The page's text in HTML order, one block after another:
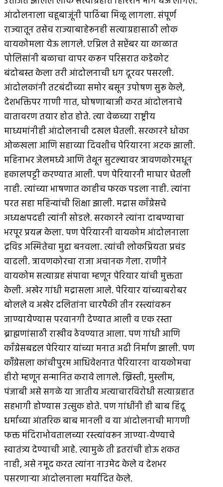
आंदोलनाला चहूबाजूंनी पाठिंबा मिळू लागला. संपूर्ण
राज्यातून तसेच राज्याबाहेरूनही सत्याग्रहासाठी लोक
वायकोमला येऊ लागले. एप्रिल ते सप्टेंबर या काळात
पोलिसांनी बळाचा वापर करून परिसरात कडेकोट
बंदोबस्त केला तरी आंदोलनाची धग दूरवर पसरली.
आंदोलकांनी तटबंदीच्या समोर बसून उपोषण सुरू केले,
देशभक्तिपर गाणी गात, घोषणाबाजी करत आंदोलनाचे
वातावरण तयार होत होते. त्या वेळच्या राष्ट्रीय
माध्यमांनीही आंदोलनाची दखल घेतली. सरकारने धोका
ओळखला आणि सहाव्या दिवशीच पेरियारना अटक झाली.
महिनाभर जेलमध्ये आणि तेथून सुटल्यावर त्रावणकोरमधून
हकालपट्टी करण्यात आली. पण पेरियारनी माघार घेतली
नाही. त्यांच्या भाषणात काहीच फरक पडला नाही. त्यांना
परत सहा महिन्यांची शिक्षा झाली. मद्रास काँग्रेसचे
अध्यक्षपदही त्यांनी सोडले. सरकारने त्यांना दाबण्याचा
भरपूर प्रयत्न केला. पण पेरियारनी वायकोम आंदोलनाला
द्रविड अस्मितेचा मुद्दा बनवला. त्यांची लोकप्रियता प्रचंड
वाढली. त्रावणकोरचा राजा अचानक गेला. राणीने
वायकोम सत्याग्रह संपावा म्हणून पेरियार यांची मुक्तता
केली. अखेर गांधी मद्रासला आले. पेरियार यांच्याबरोबर
बोलले व अखेर दलितांना चारपैकी तीन रस्त्यांवरून
जाण्यायेण्यास परवानगी देण्यात आली व एक रस्ता
ब्राह्मणांसाठी राखीव ठेवण्यात आला. पण गांधी आणि
काँग्रेसबद्दल पेरियार यांच्या मनात अढी निर्माण झाली. पण
कॉँग्रेसला कांचीपुरम आधिवेशनात पेरियारना वायकोमचा
हीरो म्हणून सन्मानित करावे लागले. ख्रिस्ती, मुस्लीम,
पंजाबी असे सगळे या जातीय अत्याचारविरोधी सत्याग्रहात
सहभागी होण्यास उत्सुक होते. पण गांधींनी ही बाब हिंदू
धर्माच्या आंतरिक बाब मानली व या आंदोलनाची मागणी
फक्त मंदिराभोवतालच्या रस्त्यांवरून जाण्या-येण्याचे
स्वातंत्र्य देण्याची आहे. त्यामुळे ती इतरांची होऊ शकत
नाही, असे नमूद करत त्यांना नाउमेद केले व देशभर
पसरणार्‍या आंदोलनाला मर्यादित केले.